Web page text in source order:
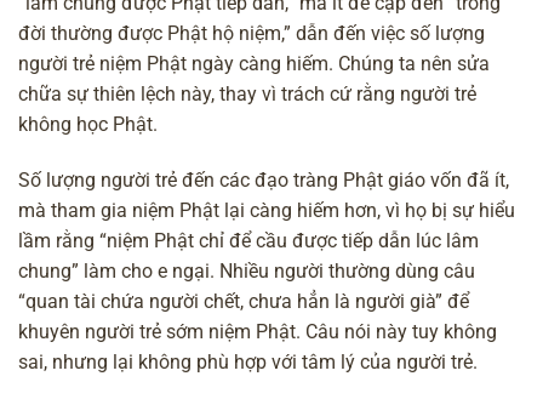
đời thường được Phật hộ niệm,” dẫn đến việc số lượng
người trẻ niệm Phật ngày càng hiếm. Chúng ta nên sửa
chữa sự thiên lệch này, thay vì trách cứ rằng người trẻ
không học Phật.
Số lượng người trẻ đến các đạo tràng Phật giáo vốn đã ít,
mà tham gia niệm Phật lại càng hiếm hơn, vì họ bị sự hiểu
lầm rằng “niệm Phật chỉ để cầu được tiếp dẫn lúc lâm
chung” làm cho e ngại. Nhiều người thường dùng câu
“quan tài chứa người chết, chưa hẳn là người già” để
khuyên người trẻ sớm niệm Phật. Câu nói này tuy không
sai, nhưng lại không phù hợp với tâm lý của người trẻ.